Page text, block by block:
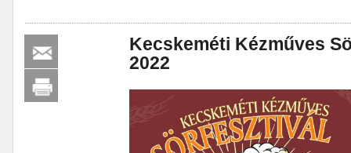
Kecskeméti Kézműves
2022